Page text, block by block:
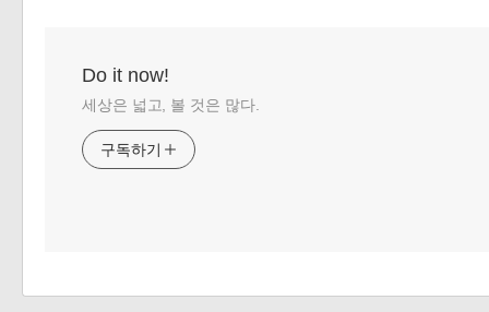
Do it now!
세상은 넓고, 볼 것은 많다.
구독하기